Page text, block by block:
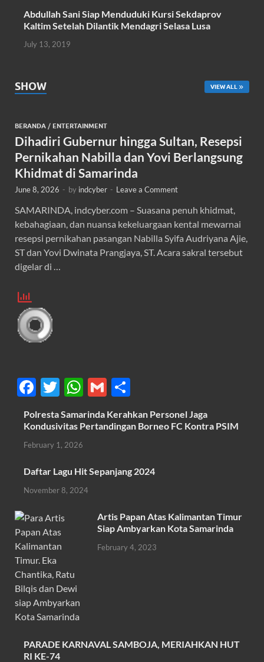
Abdullah Sani Siap Menduduki Kursi Sekdaprov
Kaltim Setelah Dilantik Mendagri Selasa Lusa
July 13, 2019
SHOW VIEW ALL
BERANDA / ENTERTAINMENT
Dihadiri Gubernur hingga Sultan, Resepsi
Pernikahan Nabilla dan Yovi Berlangsung
Khidmat di Samarinda
June 8, 2026 - by indcyber - Leave a Comment
SAMARINDA, indcyber.com – Suasana penuh khidmat,
kebahagiaan, dan nuansa kekeluargaan kental mewarnai
resepsi pernikahan pasangan Nabilla Syifa Audriyana Ajie,
ST dan Yovi Dwinata Prangjaya, ST. Acara sakral tersebut
digelar di …
F
ac
e
b
o
o
k
T
w
itt
er
W
h
at
A
p
p
G
m
ail
h
ar
Polresta Samarinda Kerahkan Personel Jaga
Kondusivitas Pertandingan Borneo FC Kontra PSIM
February 1, 2026
Daftar Lagu Hit Sepanjang 2024
November 8, 2024
Artis Papan Atas Kalimantan Timur
Siap Ambyarkan Kota Samarinda
February 4, 2023
PARADE KARNAVAL SAMBOJA, MERIAHKAN HUT
RI KE-74